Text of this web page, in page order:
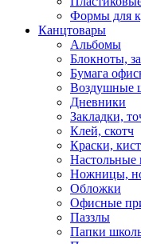
Формы для
Канцтовары
Альбомы
Блокноты,
Бумага
Воздушные
Дневники
Закладки,
Клей, скотч
Краски,
Настольные
Ножницы,
Обложки
Офисные
Паззлы
Папки